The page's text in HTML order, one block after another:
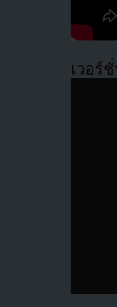
เวอร์